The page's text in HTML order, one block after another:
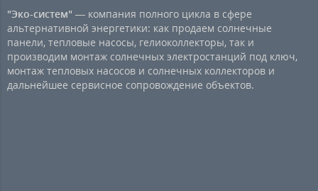
"Эко-систем" — компания полного цикла в сфере
альтернативной энергетики: как продаем солнечные
панели, тепловые насосы, гелиоколлекторы, так и
производим монтаж солнечных электростанций под ключ,
монтаж тепловых насосов и солнечных коллекторов и
дальнейшее сервисное сопровождение объектов.